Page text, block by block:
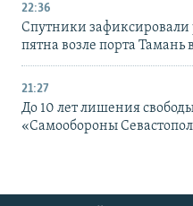
22:36
Спутники зафиксировали
пятна возле порта
21:27
До 10 лет лишения
«Самообороны